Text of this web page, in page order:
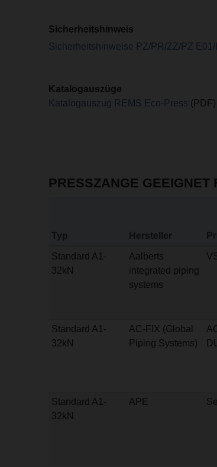
Sicherheitshinweis
Sicherheitshinweise PZ/PR/ZZ/PZ
Katalogauszüge
Katalogauszug REMS Eco-Press (PDF)
PRESSZANGE GEEIGNET
Typ Hersteller
Standard A1-
32kN
Aalberts
integrated piping
systems
Standard A1-
32kN
AC-FIX (Global
Piping Systems)
Standard A1-
32kN
APE